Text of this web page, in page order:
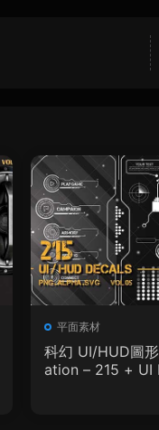
平面素材
科幻 UI/HUD圖
ation – 215 + UI